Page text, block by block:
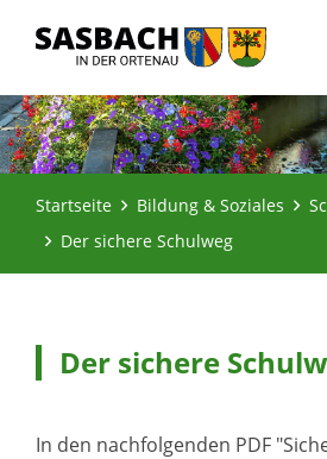
Startseite Bildung & Soziales
Der sichere Schulweg
Der sichere
In den nachfolgenden PDF